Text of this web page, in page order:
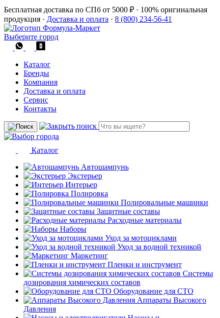
Бесплатная доставка по СПб от 5000 ₽ · 100% оригинальная
продукция · Доставка и оплата · 8 (800) 234-56-41
Выберите город
Каталог
Бренды
Компания
Доставка и оплата
Сервис
Контакты
Каталог
Автошампунь
Экстерьер
Интерьер
Полировка
Полировальные машинки
Защитные составы
Расходные материалы
Наборы
Уход за мотоциклами
Уход за водной техникой
Маркетинг
Пленки и инструмент
Системы
дозирования химических составов
Оборудование для СТО
Аппараты Высокого
Давления